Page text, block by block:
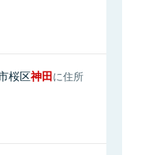
桜区神田に住所